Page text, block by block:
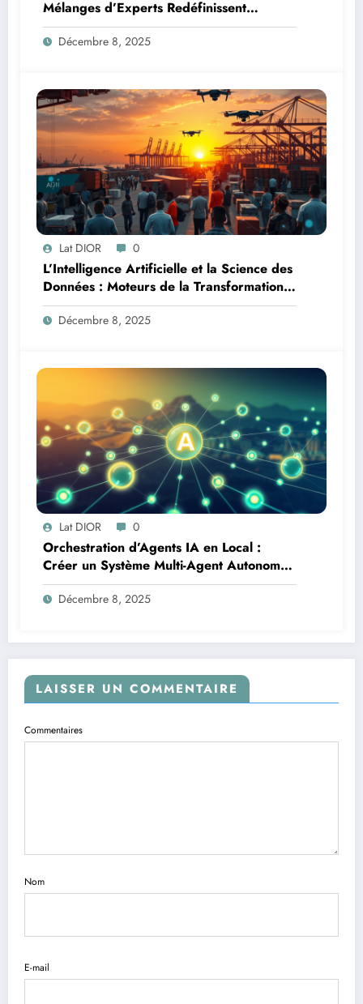
Mélanges d’Experts Redéfinissent
l’Efficacité de l’IA
Décembre 8, 2025
Lat DIOR 0
L’Intelligence Artificielle et la Science des
Données : Moteurs de la Transformation
Logistique et Infrastructures en Afrique
Décembre 8, 2025
Lat DIOR 0
Orchestration d’Agents IA en Local :
Créer un Système Multi-Agent Autonome
avec TinyLlama
Décembre 8, 2025
LAISSER UN COMMENTAIRE
Commentaires
Nom
E-mail